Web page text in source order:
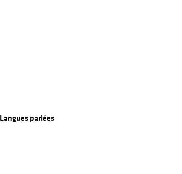
Langues parlées
Langues parlées